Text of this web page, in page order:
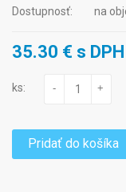
Dostupnosť:
na
35.30 € s DPH
ks: - +
Pridať do košíka